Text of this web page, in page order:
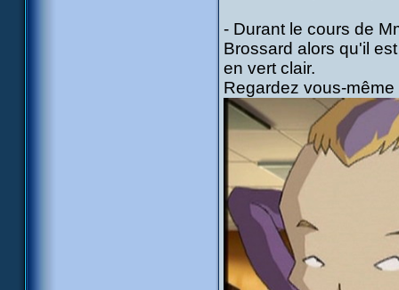
- Durant le cours de
Brossard alors qu'il
en vert clair.
Regardez vous-même